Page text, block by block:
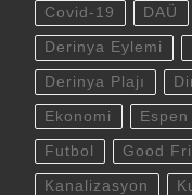
Covid-19 DAÜ
Derinya Eylemi
Derinya Plajı
Ekonomi
Futbol Good
Kanalizasyon